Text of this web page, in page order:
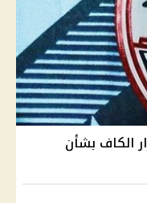
الكاف بشأن